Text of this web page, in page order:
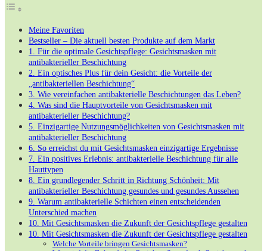
Meine Favoriten
Bestseller – Die aktuell besten Produkte auf dem Markt
1. Für die optimale Gesichtspflege: Gesichtsmasken mit
antibakterieller Beschichtung
2. Ein optisches Plus für dein Gesicht: die Vorteile der
„antibakteriellen Beschichtung“
3. Wie vereinfachen antibakterielle Beschichtungen das Leben?
4. Was sind die Hauptvorteile von Gesichtsmasken mit
antibakterieller Beschichtung?
5. Einzigartige Nutzungsmöglichkeiten von Gesichtsmasken mit
antibakterieller Beschichtung
6. So erreichst du mit Gesichtsmasken einzigartige Ergebnisse
7. Ein positives Erlebnis: antibakterielle Beschichtung für alle
Hauttypen
8. Ein grundlegender Schritt in Richtung Schönheit: Mit
antibakterieller Beschichtung gesundes und gesundes Aussehen
9. Warum antibakterielle Schichten einen entscheidenden
Unterschied machen
10. Mit Gesichtsmasken die Zukunft der Gesichtspflege gestalten
10. Mit Gesichtsmasken die Zukunft der Gesichtspflege gestalten
Welche Vorteile bringen Gesichtsmasken?